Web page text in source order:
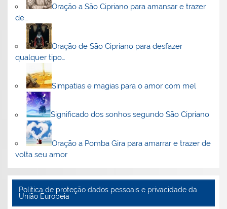
Oração a São Cipriano para amansar e trazer
de…
Oração de São Cipriano para desfazer
qualquer tipo…
Simpatias e magias para o amor com mel
Significado dos sonhos segundo São Cipriano
Oração a Pomba Gira para amarrar e trazer de
volta seu amor
Politica de proteção dados pessoais e privacidade da
União Europeia